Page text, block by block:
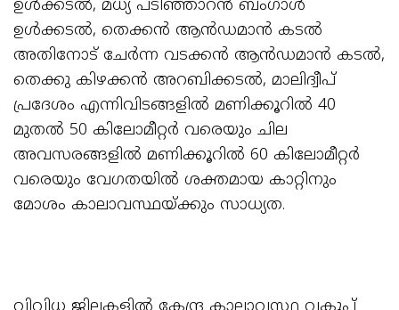
ഉൾക്കടൽ, മധ്യ പടിഞ്ഞാറൻ ബംഗാൾ
ഉൾക്കടൽ, തെക്കൻ ആൻഡമാൻ കടൽ
അതിനോട് ചേർന്ന വടക്കൻ ആൻഡമാൻ കടൽ,
തെക്കു കിഴക്കൻ അറബിക്കടൽ, മാലിദ്വീപ്
പ്രദേശം എന്നിവിടങ്ങളിൽ മണിക്കൂറിൽ 40
മുതൽ 50 കിലോമീറ്റർ വരെയും ചില
അവസരങ്ങളിൽ മണിക്കൂറിൽ 60 കിലോമീറ്റർ
വരെയും വേഗതയിൽ ശക്തമായ കാറ്റിനും
മോശം കാലാവസ്ഥയ്ക്കും സാധ്യത.